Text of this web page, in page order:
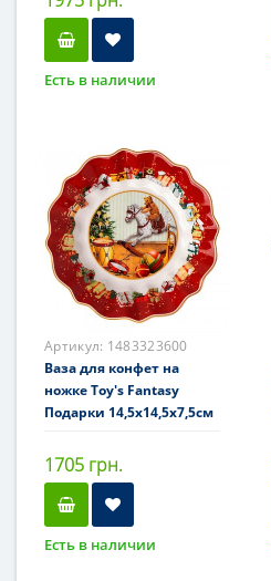
Есть в наличии
Артикул: 1483323600
Ваза для конфет на
ножке Toy's Fantasy
Подарки 14,5x14,5x7,5см
1705 грн.
Есть в наличии